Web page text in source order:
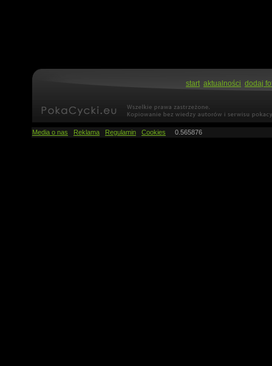
start aktualności dodaj
Media o nas Reklama Regulamin Cookies 0.565876